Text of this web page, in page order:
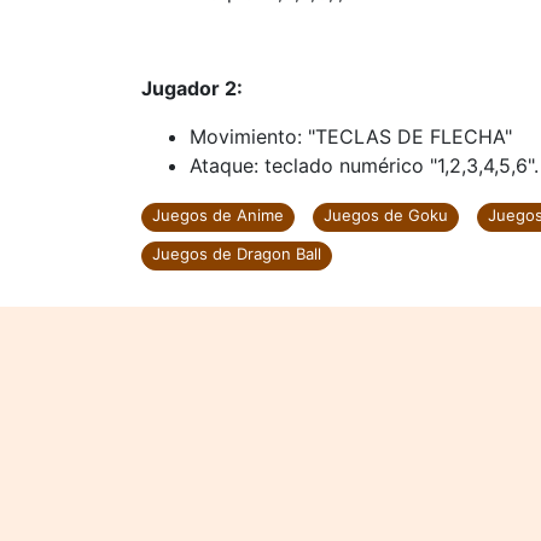
Jugador 2:
Movimiento: "TECLAS DE FLECHA"
Ataque: teclado numérico "1,2,3,4,5,6".
Juegos de Anime Juegos de Goku
Juegos de Dragon Ball